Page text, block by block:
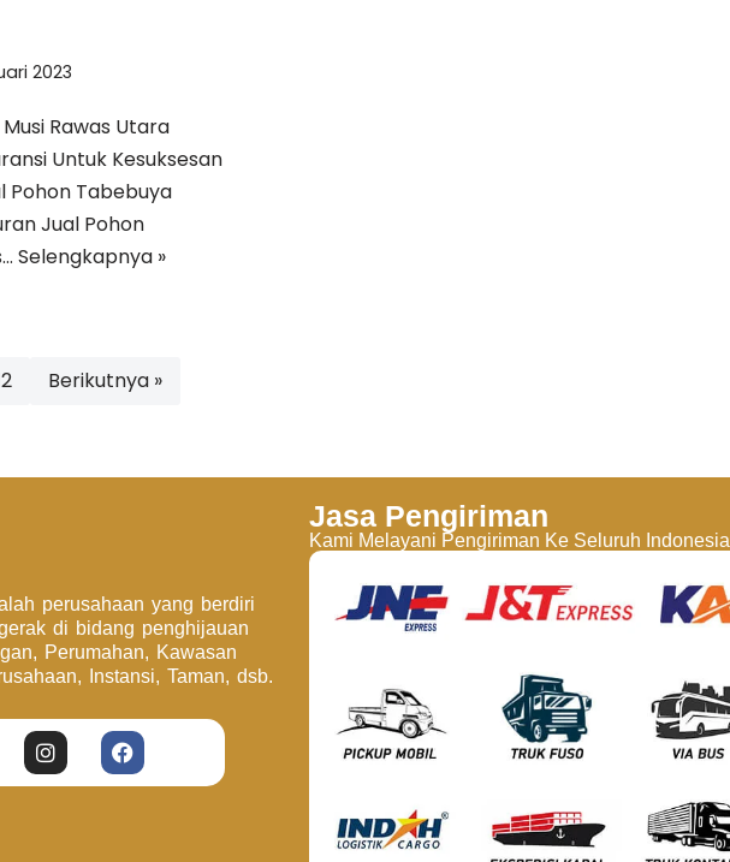
2023
Rawas Utara
Untuk Kesuksesan
Pohon Tabebuya
Jual Pohon
Selengkapnya »
Berikutnya »
perusahaan yang berdiri
di bidang penghijauan
Perumahan, Kawasan
Instansi, Taman, dsb.
Jasa Pengiriman
Kami Melayani Pengiriman Ke Seluruh Indonesia